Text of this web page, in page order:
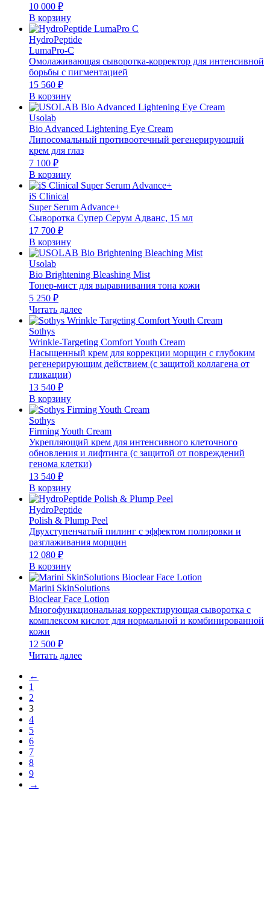
10 000 ₽
В корзину
HydroPeptide
LumаPro-C
Омолаживающая сыворотка-корректор для интенсивной
борьбы с пигментацией
15 560 ₽
В корзину
Usolab
Bio Advanced Lightening Eye Cream
Липосомальный противоотечный регенерирующий
крем для глаз
7 100 ₽
В корзину
iS Clinical
Super Serum Advance+
Сыворотка Супер Серум Адванс, 15 мл
17 700 ₽
В корзину
Usolab
Bio Brightening Bleashing Mist
Тонер-мист для выравнивания тона кожи
5 250 ₽
Читать далее
Sothys
Wrinkle-Targeting Comfort Youth Cream
Насыщенный крем для коррекции морщин с глубоким
регенерирующим действием (с защитой коллагена от
гликации)
13 540 ₽
В корзину
Sothys
Firming Youth Cream
Укрепляющий крем для интенсивного клеточного
обновления и лифтинга (с защитой от повреждений
генома клетки)
13 540 ₽
В корзину
HydroPeptide
Polish & Plump Peel
Двухступенчатый пилинг с эффектом полировки и
разглаживания морщин
12 080 ₽
В корзину
Marini SkinSolutions
Bioclear Face Lotion
Многофункциональная корректирующая сыворотка с
комплексом кислот для нормальной и комбинированной
кожи
12 500 ₽
Читать далее
←
1
2
3
4
5
6
7
8
9
→